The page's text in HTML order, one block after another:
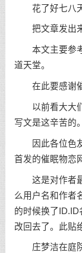
花了好七八天
把文章发出来
本文主要参考
道天堂。
在此要感谢催
以前看大大们
写文是这辛苦的。
因此各位色友
首发的催眠物恋
这是对作者最
么用户名和作者
的时候换了ID.ID
改回去了。此贴
庄梦洁在庭院